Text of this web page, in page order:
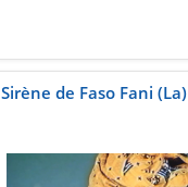
Sirène de Faso Fani (La)